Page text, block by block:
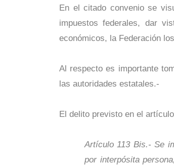
En el citado convenio se
impuestos federales, dar
económicos, la Federación
Al respecto es importante
las autoridades estatales.-
El delito previsto en el
Artículo 113 Bis.- Se
por interpósita